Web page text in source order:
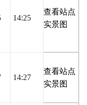
14:25
查看站点
实景图
14:27
查看站点
实景图